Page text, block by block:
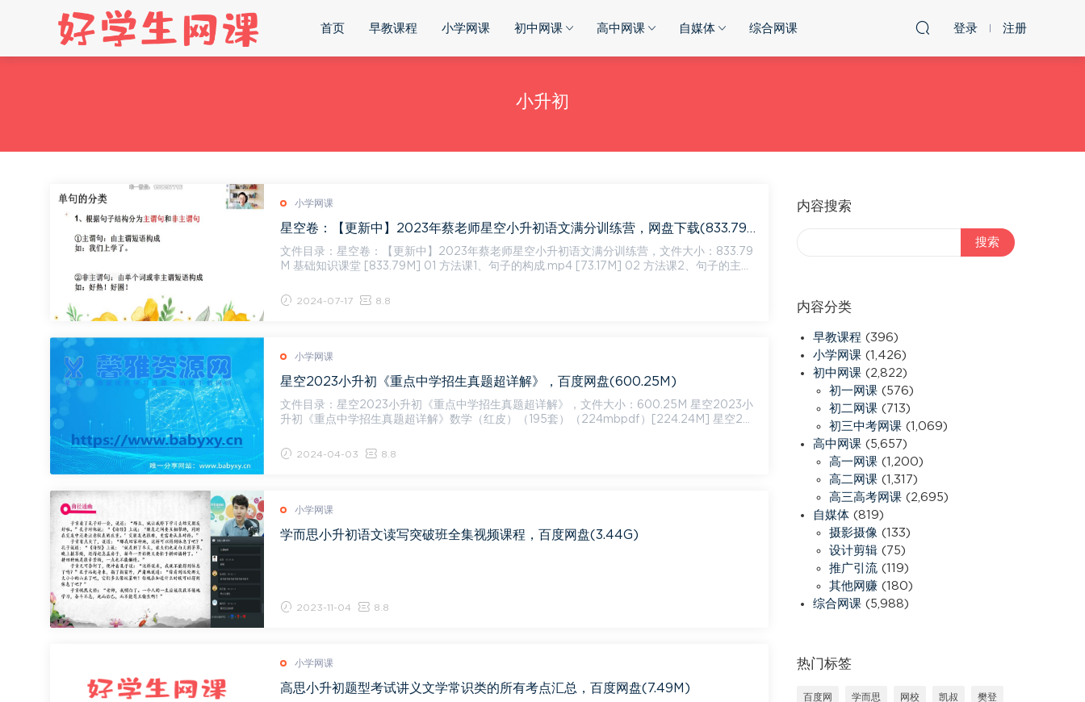
首页 早教课程 小学网课 初中网课 高中网课 自媒体 综合网课 登录 注册
小升初
小学网课
星空卷：【更新中】2023年蔡老师星空小升初语文满分训练营，网盘下载(833.79M)
文件目录：星空卷：【更新中】2023年蔡老师星空小升初语文满分训练营，文件大小：833.79
M 基础知识课堂 [833.79M] 01 方法课1、句子的构成.mp4 [73.17M] 02 方法课2、句子的主谓
2024-07-17 8.8
小学网课
星空2023小升初《重点中学招生真题超详解》，百度网盘(600.25M)
文件目录：星空2023小升初《重点中学招生真题超详解》，文件大小：600.25M 星空2023小
升初《重点中学招生真题超详解》数学（红皮）（195套）（224mbpdf）[224.24M] 星空20
2024-04-03 8.8
小学网课
学而思小升初语文读写突破班全集视频课程，百度网盘(3.44G)
2023-11-04 8.8
小学网课
高思小升初题型考试讲义文学常识类的所有考点汇总，百度网盘(7.49M)
内容搜索
内容分类
早教课程 (396)
小学网课 (1,426)
初中网课 (2,822)
初一网课 (576)
初二网课 (713)
初三中考网课 (1,069)
高中网课 (5,657)
高一网课 (1,200)
高二网课 (1,317)
高三高考网课 (2,695)
自媒体 (819)
摄影摄像 (133)
设计剪辑 (75)
推广引流 (119)
其他网赚 (180)
综合网课 (5,988)
热门标签
百度网 学而思 网校 凯叔 樊登